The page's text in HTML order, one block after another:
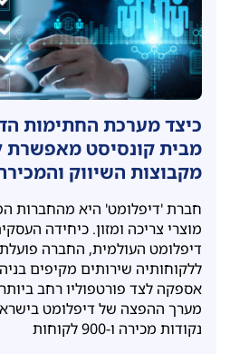
מבית קונסיסט מאפשרת
מקבוצות השיווק
ולוגיסטיקה
חברת 'דיפלומט' היא מהחברות
מוצרי צריכה ומזון. כיחידה
ללקוחותיה שירותים מקיפים
אספקה לצד פורטפוליו רחב
נקודות מכירה ו-900 לקוחות